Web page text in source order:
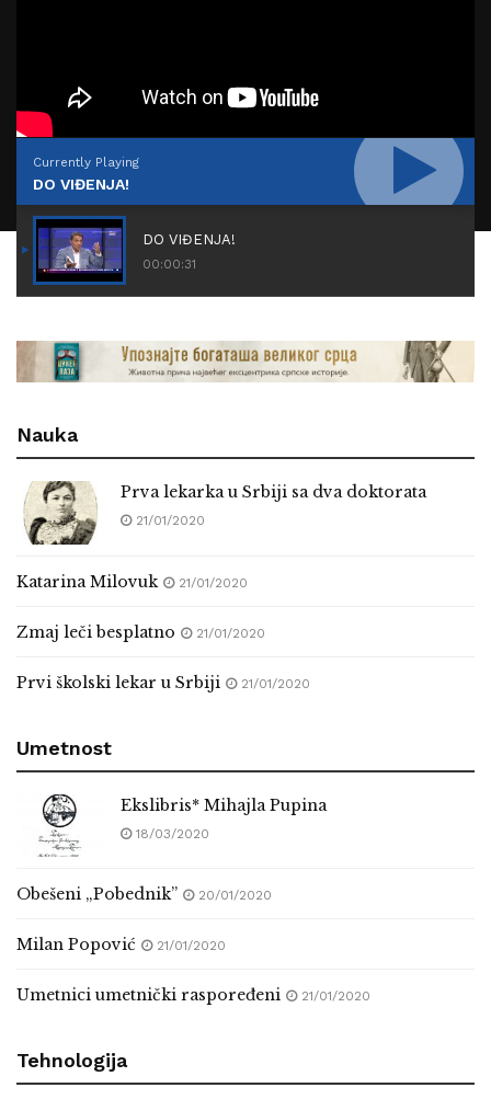
Ljubomir P. Radojlović
00:00:36
Boba Bojović (1924 - 2019) - poslednji deo
00:22:33
Boba Bojović (95) - drugi deo
00:01:42
00:00:16
00:08:30
Fusnota podkast 08
Currently Playing
DO VIĐENJA!
DO VIĐENJA!
00:00:31
Nauka
Prva lekarka u Srbiji sa dva doktorata
21/01/2020
Katarina Milovuk 21/01/2020
Zmaj leči besplatno 21/01/2020
Prvi školski lekar u Srbiji 21/01/2020
Umetnost
Ekslibris* Mihajla Pupina
18/03/2020
Obešeni „Pobednik” 20/01/2020
Milan Popović 21/01/2020
Umetnici umetnički raspoređeni 21/01/2020
Tehnologija